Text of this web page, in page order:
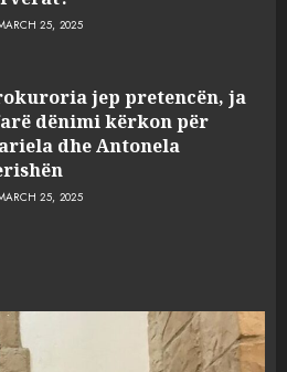
25, 2025
jep pretencën, ja
dënimi kërkon për
dhe Antonela
25, 2025